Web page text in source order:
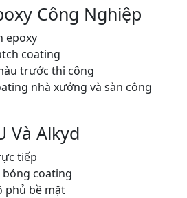
Công Nghiệp
epoxy
coating
trước thi công
nhà xưởng và sàn công
Và Alkyd
tiếp
bóng coating
phủ bề mặt